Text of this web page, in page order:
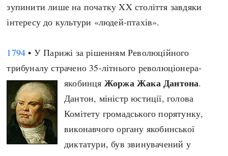
зупинити лише на початку XX століття завдяки
інтересу до культури «людей-птахів».
1794 • У Парижі за рішенням Революційного
трибуналу страчено 35-літнього революціонера-
якобинця Жоржа Жака Дантона.
Дантон, міністр юстиції, голова
Комітету громадського порятунку,
виконавчого органу якобинської
диктатури, був звинувачений у